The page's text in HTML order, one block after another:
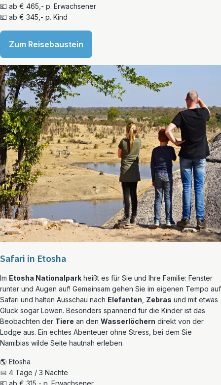
💶 ab € 465,- p. Erwachsener
💶 ab € 345,- p. Kind
Zum Reisebaustein
Safari in Etosha
Im Etosha Nationalpark heißt es für Sie und Ihre Familie: Fenster
runter und Augen auf! Gemeinsam gehen Sie im eigenen Tempo auf
Safari und halten Ausschau nach Elefanten Zebras und mit etwas
Glück sogar Löwen. Besonders spannend für die Kinder ist das
Beobachten der Tiere an den Wasserlöchern direkt von der
Lodge aus. Ein echtes Abenteuer ohne Stress, bei dem Sie
Namibias wilde Seite hautnah erleben.
🌎 Etosha
📅 4 Tage / 3 Nächte
💶 ab € 315,- p. Erwachsener